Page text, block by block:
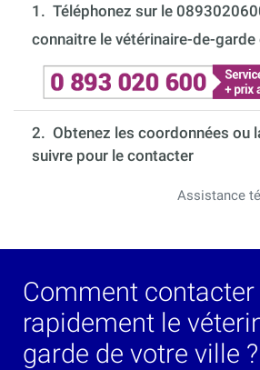
1. Téléphonez sur le
connaitre le vétérinaire-de-garde
2. Obtenez les coordonnées ou
suivre pour le contacter
Assistance
Comment contacter
rapidement le
garde de votre ville ?